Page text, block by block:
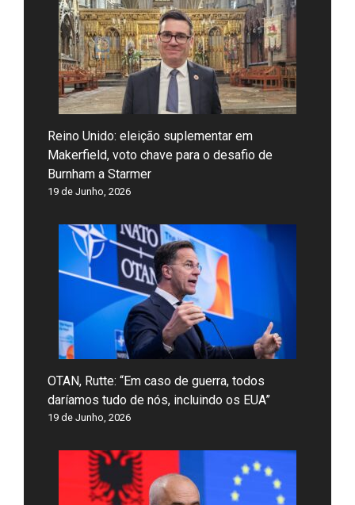
Reino Unido: eleição suplementar em
Makerfield, voto chave para o desafio de
Burnham a Starmer
19 de Junho, 2026
OTAN, Rutte: “Em caso de guerra, todos
daríamos tudo de nós, incluindo os EUA”
19 de Junho, 2026